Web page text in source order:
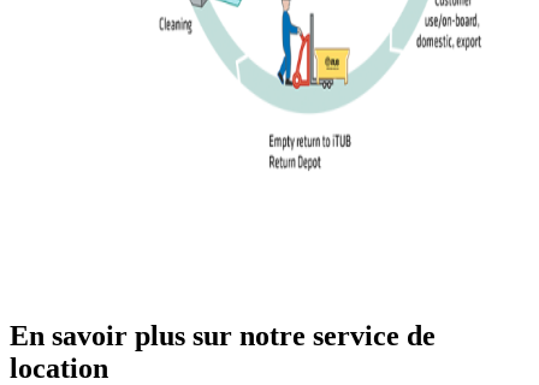
En savoir plus sur notre service de
location